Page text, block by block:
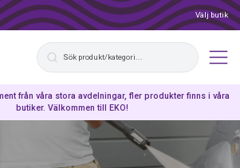
Välj butik
från våra stora avdelningar, fler produkter finns i våra
butiker. Välkommen till EKO!